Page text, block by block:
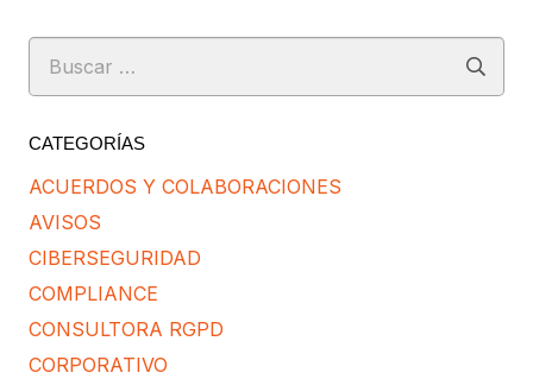
Buscar:
CATEGORÍAS
ACUERDOS Y COLABORACIONES
AVISOS
CIBERSEGURIDAD
COMPLIANCE
CONSULTORA RGPD
CORPORATIVO